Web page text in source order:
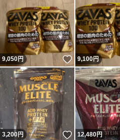
9,050円 いいね！
9,100円
3,200円 いいね！
12,480円